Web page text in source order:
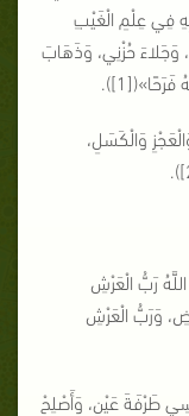
فِي عِلْمِ الْغَيْبِ
وَجَلاءَ حُزْنِي، وَذَهَابَ
وَالْكَسَلِ،
اللَّهُ رَبُّ الْعَرْشِ
وَرَبُّ الْعَرْشِ
طَرْفَةَ عَيْنٍ، وَأَصْلِحْ